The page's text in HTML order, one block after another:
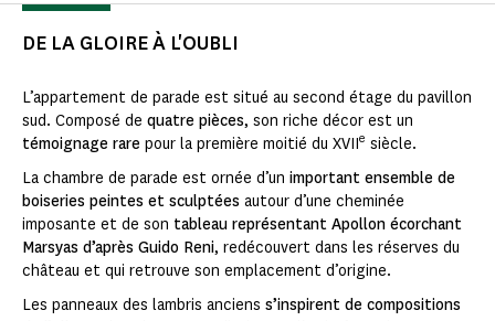
DE LA GLOIRE À L'OUBLI
L’appartement de parade est situé au second étage du pavillon
sud. Composé de quatre pièces, son riche décor est un
témoignage rare pour la première moitié du XVIIe siècle.
La chambre de parade est ornée d’un important ensemble de
boiseries peintes et sculptées autour d’une cheminée
imposante et de son tableau représentant Apollon écorchant
Marsyas d’après Guido Reni, redécouvert dans les réserves du
château et qui retrouve son emplacement d’origine.
Les panneaux des lambris anciens s’inspirent de compositions